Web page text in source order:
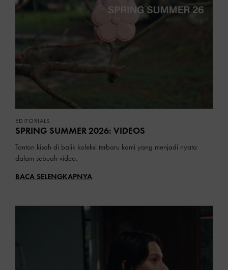
EDITORIALS
SPRING SUMMER 2026: VIDEOS
Tonton kisah di balik koleksi terbaru kami yang menjadi nyata
dalam sebuah video.
BACA SELENGKAPNYA